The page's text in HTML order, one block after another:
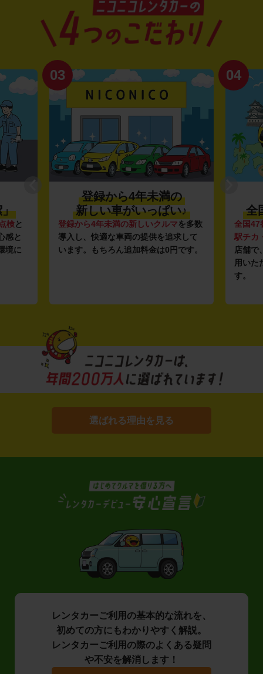
」
検と
感と
境に
03
登録から4年未満の
新しい車がいっぱい♪
登録から4年未満の新しいクルマを多数
導入し、快適な車両の提供を追求して
います。もちろん追加料金は0円です。
04
全
全国47
駅チカ
店舗で
用いた
す。
選ばれる理由を見る
レンタカーご利用の基本的な流れを、
初めての方にもわかりやすく解説。
レンタカーご利用の際のよくある疑問
や不安を解消します！